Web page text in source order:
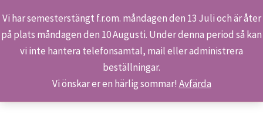
Vi har semesterstängt f.r.om. måndagen den 13 Juli och är åter
på plats måndagen den 10 Augusti. Under denna period så kan
vi inte hantera telefonsamtal, mail eller administrera
beställningar.
Vi önskar er en härlig sommar! Avfärda
Hoppa
Sök
Hem Produkter Tom Yendell